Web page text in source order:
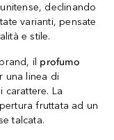
declinando
varianti, pensate
e stile.
il profumo
una linea di
carattere. La
fruttata ad un
talcata.